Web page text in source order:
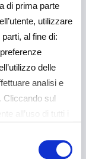
di prima parte
utilizzare
al fine di:
delle
analisi e
Cliccando sul
all’uso di tutti i
revocato in